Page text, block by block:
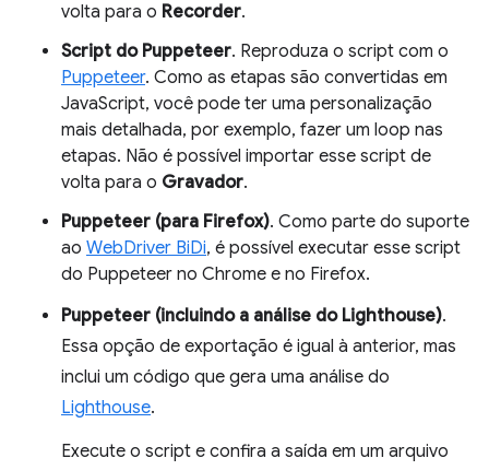
volta para o Recorder.
Script do Puppeteer. Reproduza o script com o
Puppeteer. Como as etapas são convertidas em
JavaScript, você pode ter uma personalização
mais detalhada, por exemplo, fazer um loop nas
etapas. Não é possível importar esse script de
volta para o Gravador.
Puppeteer (para Firefox). Como parte do suporte
ao WebDriver BiDi, é possível executar esse script
do Puppeteer no Chrome e no Firefox.
Puppeteer (incluindo a análise do Lighthouse).
Essa opção de exportação é igual à anterior, mas
inclui um código que gera uma análise do
Lighthouse.
Execute o script e confira a saída em um arquivo